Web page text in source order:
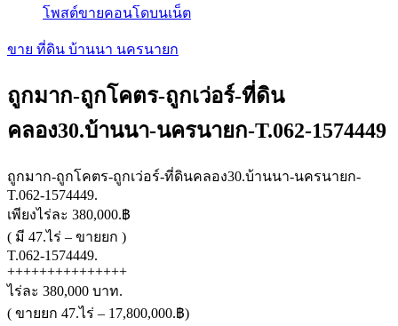
โพสต์ขายคอนโดบนเน็ต
ขาย ที่ดิน บ้านนา นครนายก
ถูกมาก-ถูกโคตร-ถูกเว่อร์-ที่ดิน
คลอง30.บ้านนา-นครนายก-T.062-1574449
ถูกมาก-ถูกโคตร-ถูกเว่อร์-ที่ดินคลอง30.บ้านนา-นครนายก-
T.062-1574449.
เพียงไร่ละ 380,000.฿
( มี 47.ไร่ – ขายยก )
T.062-1574449.
+++++++++++++++
ไร่ละ 380,000 บาท.
( ขายยก 47.ไร่ – 17,800,000.฿)